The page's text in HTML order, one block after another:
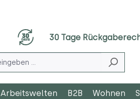
30 Tage
Arbeitswelten B2B Wohnen